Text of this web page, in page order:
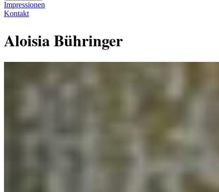
Impressionen
Kontakt
Aloisia Bühringer